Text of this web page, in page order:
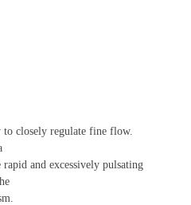
to closely regulate fine flow.
and excessively pulsating